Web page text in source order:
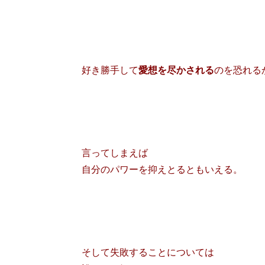
好き勝手して愛想を尽かされるのを恐れる
言ってしまえば
自分のパワーを抑えとるともいえる。
そして失敗することについては